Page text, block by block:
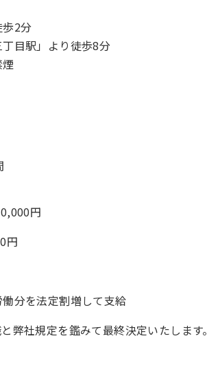
2分
目駅」より徒歩8分
円
円
分を法定割増して支給
弊社規定を鑑みて最終決定いたします。